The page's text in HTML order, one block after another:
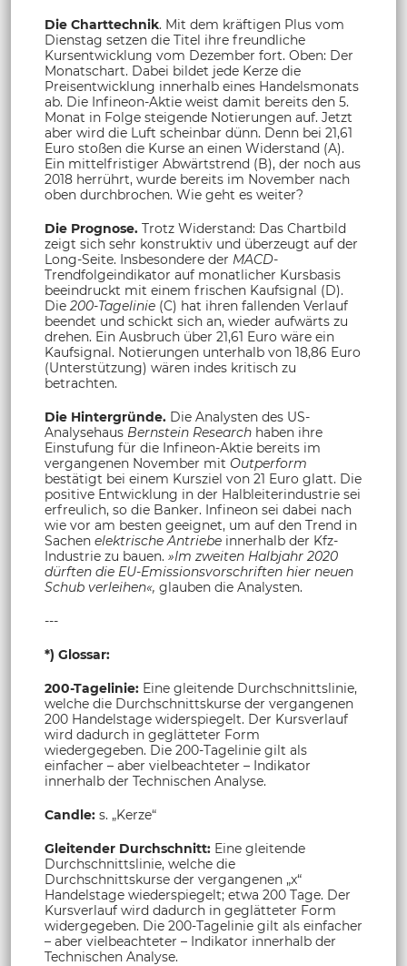
Die Charttechnik. Mit dem kräftigen Plus vom
Dienstag setzen die Titel ihre freundliche
Kursentwicklung vom Dezember fort. Oben: Der
Monatschart. Dabei bildet jede Kerze die
Preisentwicklung innerhalb eines Handelsmonats
ab. Die Infineon-Aktie weist damit bereits den 5.
Monat in Folge steigende Notierungen auf. Jetzt
aber wird die Luft scheinbar dünn. Denn bei 21,61
Euro stoßen die Kurse an einen Widerstand (A).
Ein mittelfristiger Abwärtstrend (B), der noch aus
2018 herrührt, wurde bereits im November nach
oben durchbrochen. Wie geht es weiter?
Die Prognose. Trotz Widerstand: Das Chartbild
zeigt sich sehr konstruktiv und überzeugt auf der
Long-Seite. Insbesondere der MACD-
Trendfolgeindikator auf monatlicher Kursbasis
beeindruckt mit einem frischen Kaufsignal (D).
Die 200-Tagelinie (C) hat ihren fallenden Verlauf
beendet und schickt sich an, wieder aufwärts zu
drehen. Ein Ausbruch über 21,61 Euro wäre ein
Kaufsignal. Notierungen unterhalb von 18,86 Euro
(Unterstützung) wären indes kritisch zu
betrachten.
Die Hintergründe. Die Analysten des US-
Analysehaus Bernstein Research haben ihre
Einstufung für die Infineon-Aktie bereits im
vergangenen November mit Outperform
bestätigt bei einem Kursziel von 21 Euro glatt. Die
positive Entwicklung in der Halbleiterindustrie sei
erfreulich, so die Banker. Infineon sei dabei nach
wie vor am besten geeignet, um auf den Trend in
Sachen elektrische Antriebe innerhalb der Kfz-
Industrie zu bauen. »Im zweiten Halbjahr 2020
dürften die EU-Emissionsvorschriften hier neuen
Schub verleihen«, glauben die Analysten.
---
*) Glossar:
200-Tagelinie: Eine gleitende Durchschnittslinie,
welche die Durchschnittskurse der vergangenen
200 Handelstage widerspiegelt. Der Kursverlauf
wird dadurch in geglätteter Form
wiedergegeben. Die 200-Tagelinie gilt als
einfacher – aber vielbeachteter – Indikator
innerhalb der Technischen Analyse.
Candle: s. „Kerze“
Gleitender Durchschnitt: Eine gleitende
Durchschnittslinie, welche die
Durchschnittskurse der vergangenen „x“
Handelstage wiederspiegelt; etwa 200 Tage. Der
Kursverlauf wird dadurch in geglätteter Form
widergegeben. Die 200-Tagelinie gilt als einfacher
– aber vielbeachteter – Indikator innerhalb der
Technischen Analyse.